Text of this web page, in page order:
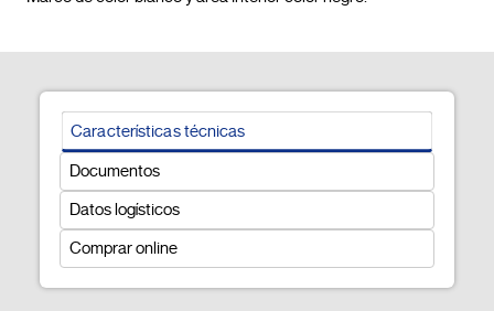
Características técnicas
Documentos
Datos logísticos
Comprar online